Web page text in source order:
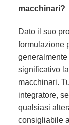
macchinari?
Dato il suo
formulazione
significativo
macchinari.
integratore,
qualsiasi
consigliabile